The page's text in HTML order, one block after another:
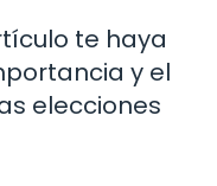
te haya
y el
elecciones